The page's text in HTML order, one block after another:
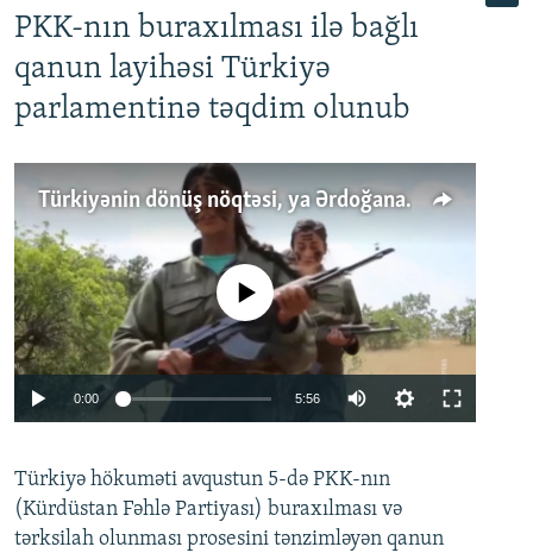
PKK-nın buraxılması ilə bağlı
qanun layihəsi Türkiyə
parlamentinə təqdim olunub
Türkiyənin dönüş nöqtəsi, ya Ərdoğana üçüncü şans: PKK ilə qəfil barışıq nə deməkdir?
Auto 240p 360p 480p
No media source currently available
0:00 5:56
360p
480p
Türkiyə hökuməti avqustun 5-də PKK-nın
(Kürdüstan Fəhlə Partiyası) buraxılması və
tərksilah olunması prosesini tənzimləyən qanun